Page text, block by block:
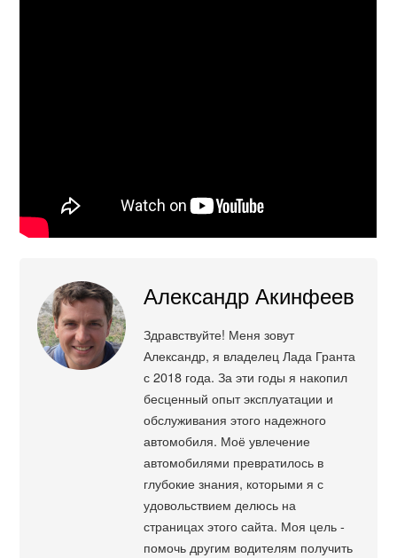
Александр Акинфеев
Здравствуйте! Меня зовут
Александр, я владелец Лада Гранта
с 2018 года. За эти годы я накопил
бесценный опыт эксплуатации и
обслуживания этого надежного
автомобиля. Моё увлечение
автомобилями превратилось в
глубокие знания, которыми я с
удовольствием делюсь на
страницах этого сайта. Моя цель -
помочь другим водителям получить